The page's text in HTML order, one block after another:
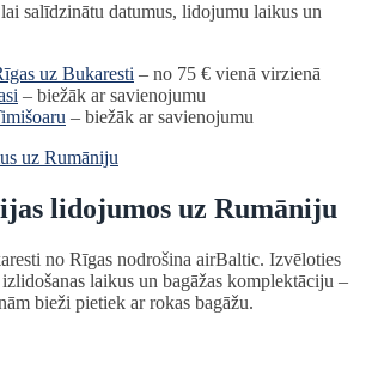
salīdzinātu datumus, lidojumu laikus un
uz Bukaresti – no 75 € vienā virzienā
– biežāk ar savienojumu
– biežāk ar savienojumu
uz Rumāniju
lidojumos uz Rumāniju
no Rīgas nodrošina airBaltic. Izvēloties
laikus un bagāžas komplektāciju –
bieži pietiek ar rokas bagāžu.